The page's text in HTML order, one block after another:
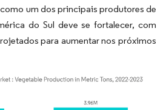
um dos principais produtores de
do Sul deve se fortalecer, com
para aumentar nos próximos